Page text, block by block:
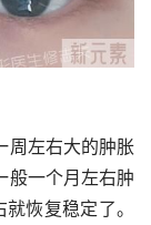
周左右大的肿胀
般一个月左右肿
恢复稳定了。